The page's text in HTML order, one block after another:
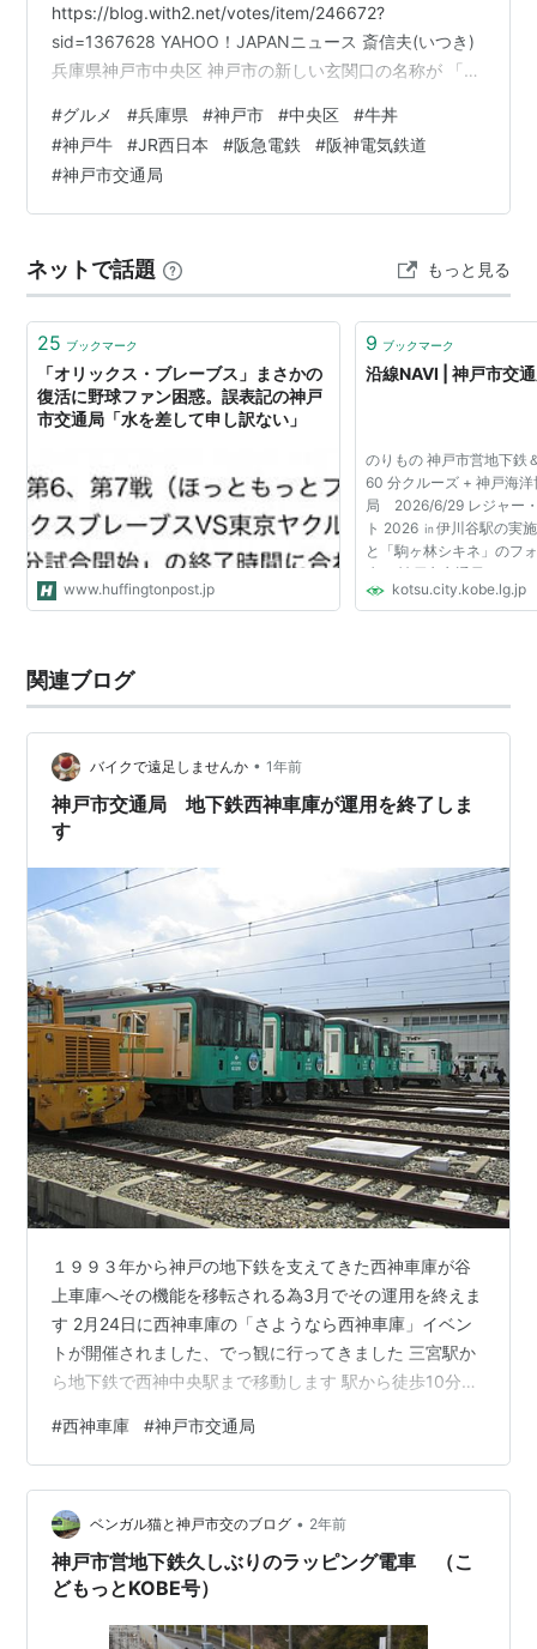
https://blog.with2.net/votes/item/246672?
sid=1367628 YAHOO！JAPANニュース 斎信夫(いつき)
兵庫県神戸市中央区 神戸市の新しい玄関口の名称が 「神
news.yahoo.co.jp MATCHA 神戸牛がたっぷり！ 「神戸
牛丼・広重」で 至高の牛丼をほおばろう
https://matcha-jp.com/jp/6372 るるぶ＆MORE 兵庫県
神戸市中央区 神戸ビーフが 1000円台で食べられる！
#グルメ #兵庫県 #神戸市 #中央区 #牛丼
#神戸牛 #JR西日本 #阪急電鉄 #阪神電気鉄道
#神戸市交通局
ネットで話題 もっと見る
25 ブックマーク
「オリックス・ブレーブス」まさかの
復活に野球ファン困惑。誤表記の神戸
市交通局「水を差して申し訳ない」
www.huffingtonpost.jp
9 ブックマーク
沿線NAVI | 神戸市交
のりもの 神戸市営地下鉄
60 分クルーズ + 神戸海
局 2026/6/29 レジャー
ト 2026 ㏌伊川谷駅の実
と「駒ヶ林シキネ」のフ
生！ 神戸市交通局
kotsu.city.kobe.lg.jp
関連ブログ
バイクで遠足しませんか • 1年前
神戸市交通局 地下鉄西神車庫が運用を終了しま
す
１９９３年から神戸の地下鉄を支えてきた西神車庫が谷
上車庫へその機能を移転される為3月でその運用を終えま
す 2月24日に西神車庫の「さようなら西神車庫」イベン
トが開催されました、でっ観に行ってきました 三宮駅か
ら地下鉄で西神中央駅まで移動します 駅から徒歩10分ほ
連れが半分位います 人を避けながら観て回ります(^^;)ド
クターイエローも こちらはボンネットバスですね( ﾟДﾟ)
走れるんや その横には地下鉄車両が見えました、また車
庫の中には電車を下から点検できる施設が有りま 外へ出
ると～キッチンカーが数台来てますね、どのお店も繁盛
していそうで…
#西神車庫 #神戸市交通局
ベンガル猫と神戸市交のブログ • 2年前
神戸市営地下鉄久しぶりのラッピング電車 （こ
どもっとKOBE号）